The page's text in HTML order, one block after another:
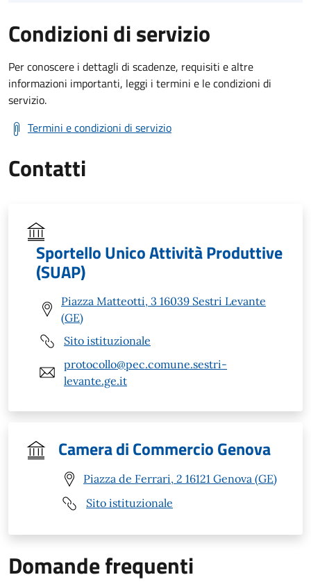
Condizioni di servizio
Per conoscere i dettagli di scadenze, requisiti e altre
informazioni importanti, leggi i termini e le condizioni di
servizio.
Termini e condizioni di servizio
Contatti
Sportello Unico Attività Produttive
(SUAP)
Piazza Matteotti, 3 16039 Sestri Levante
(GE)
Sito istituzionale
protocollo@pec.comune.sestri-
levante.ge.it
Camera di Commercio Genova
Piazza de Ferrari, 2 16121 Genova (GE)
Sito istituzionale
Domande frequenti